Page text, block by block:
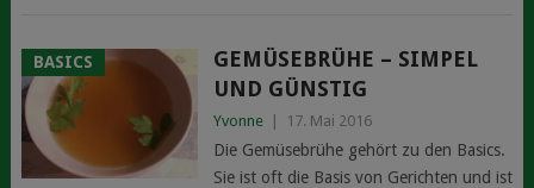
BASICS
GEMÜSEBRÜHE – SIMPEL
UND GÜNSTIG
Yvonne 17. Mai 2016
Die Gemüsebrühe gehört zu den Basics.
Sie ist oft die Basis von Gerichten und ist